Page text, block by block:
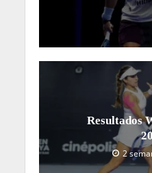
Resultados
2